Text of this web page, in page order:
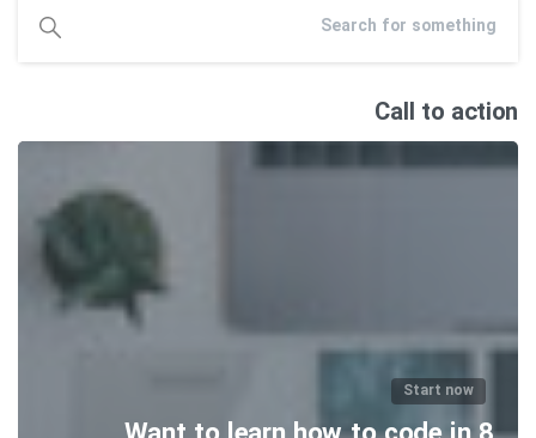
Call to action
Start now